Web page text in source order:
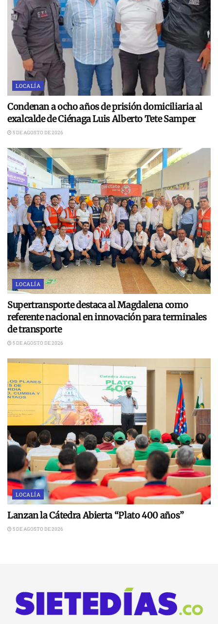
LOCALÍA
Condenan a ocho años de prisión domiciliaria al
exalcalde de Ciénaga Luis Alberto Tete Samper
5 DE AGOSTO DE 2026
LOCALÍA
Supertransporte destaca al Magdalena como
referente nacional en innovación para terminales
de transporte
5 DE AGOSTO DE 2026
LOCALÍA
Lanzan la Cátedra Abierta “Plato 400 años”
5 DE AGOSTO DE 2026